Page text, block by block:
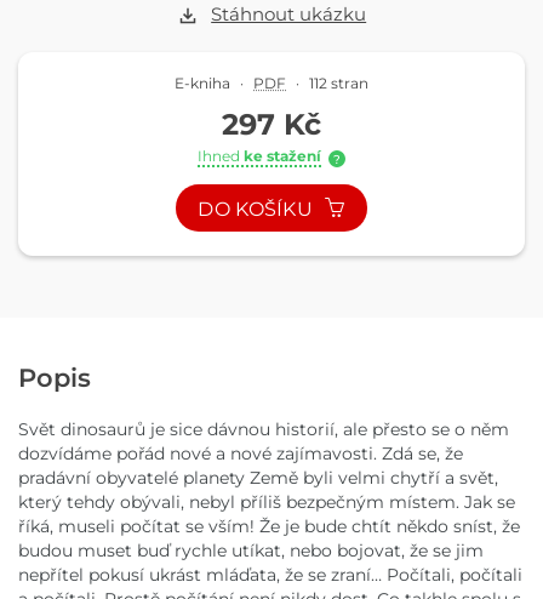
Stáhnout ukázku
E-kniha · PDF · 112 stran
297 Kč
Ihned ke stažení ?
DO KOŠÍKU
Popis
Svět dinosaurů je sice dávnou historií, ale přesto se o něm
dozvídáme pořád nové a nové zajímavosti. Zdá se, že
pradávní obyvatelé planety Země byli velmi chytří a svět,
který tehdy obývali, nebyl příliš bezpečným místem. Jak se
říká, museli počítat se vším! Že je bude chtít někdo sníst, že
budou muset buď rychle utíkat, nebo bojovat, že se jim
nepřítel pokusí ukrást mláďata, že se zraní… Počítali, počítali